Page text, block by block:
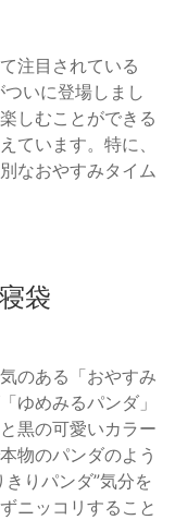
注目されている
いに登場しまし
しむことができる
ています。特に、
なおやすみタイム
袋
のある「おやすみ
ゆめみるパンダ」
黒の可愛いカラー
物のパンダのよう
りパンダ”気分を
ニッコリすること